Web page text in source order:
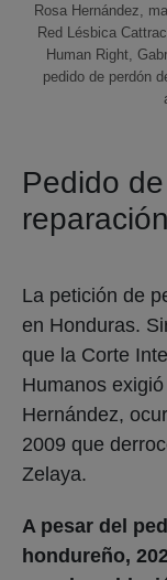
Rosa Hernández,
Red Lésbica
Human Right,
pedido de perdón
Pedido
reparación
La petición de
en Honduras.
que la Corte
Humanos
Hernández,
2009 que
Zelaya.
A pesar del
hondureño,